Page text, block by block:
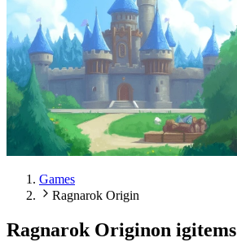
Games
Ragnarok Origin
Ragnarok Originon igitems